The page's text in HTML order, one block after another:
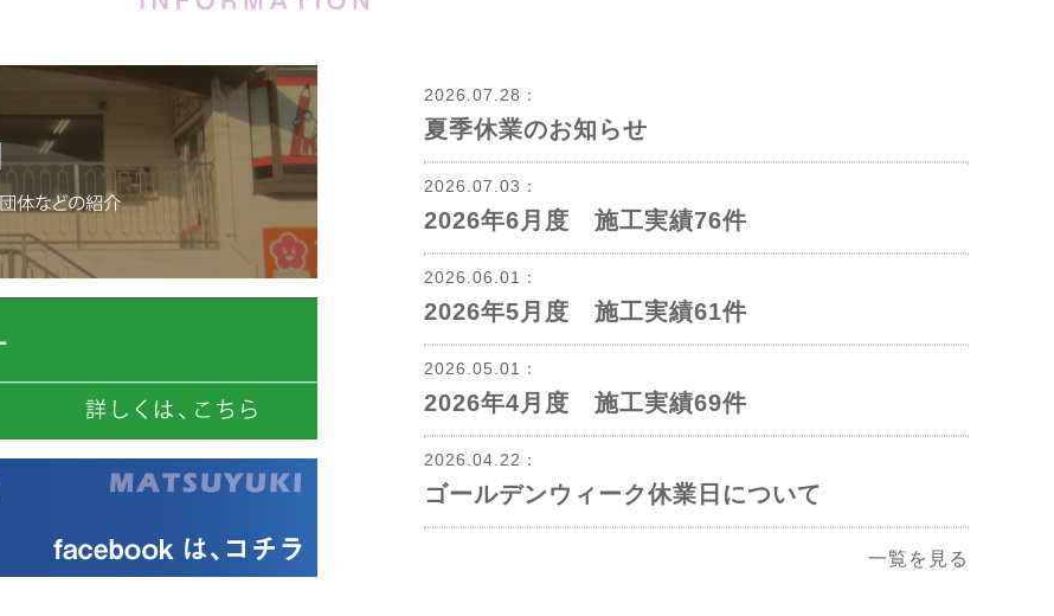
2026.07.28：
夏季休業のお知らせ
2026.07.03：
2026年6月度 施工実績76件
2026.06.01：
2026年5月度 施工実績61件
2026.05.01：
2026年4月度 施工実績69件
2026.04.22：
ゴールデンウィーク休業日について
一覧を見る